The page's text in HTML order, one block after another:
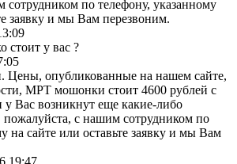
сотрудником по телефону, указанному
заявку и мы Вам перезвоним.
стоит у вас ?
Цены, опубликованные на нашем сайте,
МРТ мошонки стоит 4600 рублей с
у Вас возникнут еще какие-либо
пожалуйста, с нашим сотрудником по
на сайте или оставьте заявку и мы Вам